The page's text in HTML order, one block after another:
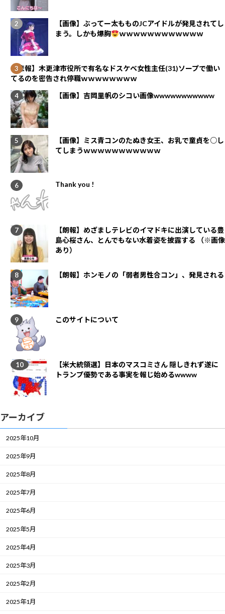
【画像】ぶってー太もものJCアイドルが発見されてし
まう。しかも爆胸
ｗｗｗｗｗｗｗｗｗｗｗｗ
【悲報】木更津市役所で有名なドスケベ女性主任(31)ソープで働い
てるのを密告され停職ｗｗｗｗｗｗｗｗ
【画像】吉岡里帆のシコい画像wwwwwwwwwww
【画像】ミス青コンのたぬき女王、お乳で童貞を○し
てしまうｗｗｗｗｗｗｗｗｗｗｗ
Thank you !
【朗報】めざましテレビのイマドキに出演している豊
島心桜さん、とんでもない水着姿を披露する （※画像
あり）
【朗報】ホンモノの「弱者男性合コン」、発見される
このサイトについて
【米大統領選】日本のマスコミさん 隠しきれず遂に
トランプ優勢である事実を報じ始めるwwww
アーカイブ
2025年10月
2025年9月
2025年8月
2025年7月
2025年6月
2025年5月
2025年4月
2025年3月
2025年2月
2025年1月